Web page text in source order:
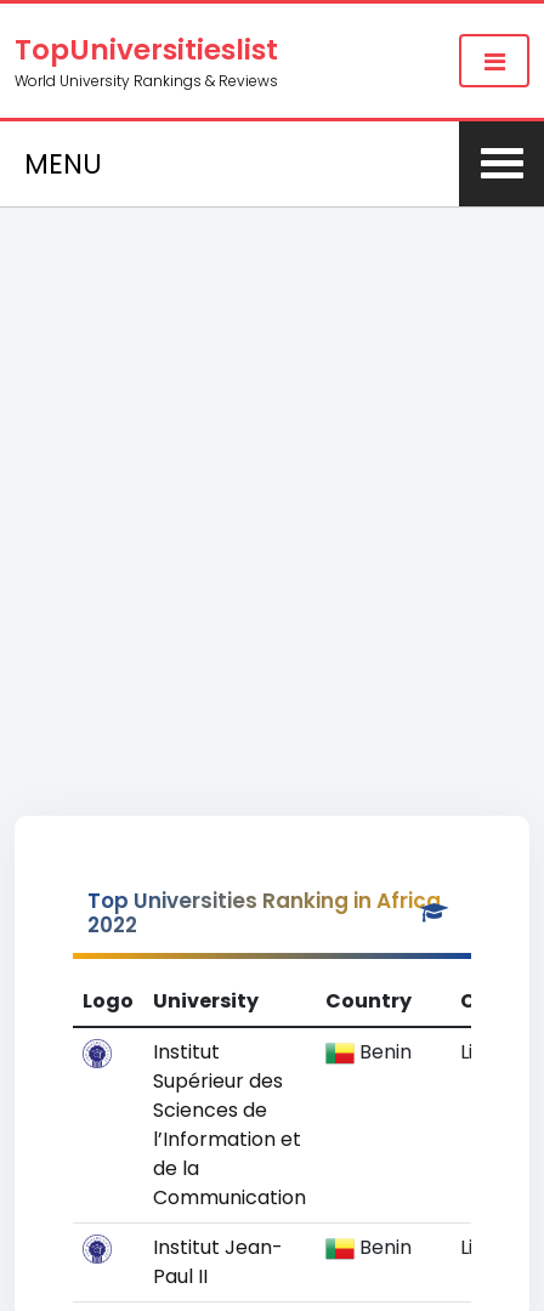
TopUniversitieslist
World University Rankings & Reviews
MENU
Top Universities Ranking in Africa
2022
Logo University Country
City
Institut
Supérieur des
Sciences de
l’Information et
de la
Communication
Benin Littoral
Institut Jean-
Paul II
Benin Littoral